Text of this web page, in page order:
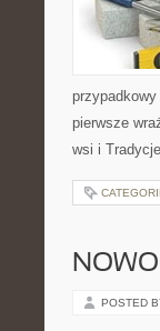
pierwsze
wsi i
POSTED